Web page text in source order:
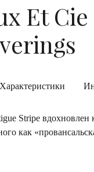
Et
Характеристики
Stripe вдохновлен
как